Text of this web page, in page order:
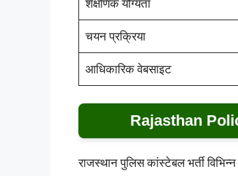
शैक्षणिक योग्यता
चयन प्रक्रिया
आधिकारिक वेबसाइट
Rajasthan
राजस्थान पुलिस कांस्टेबल भर्ती